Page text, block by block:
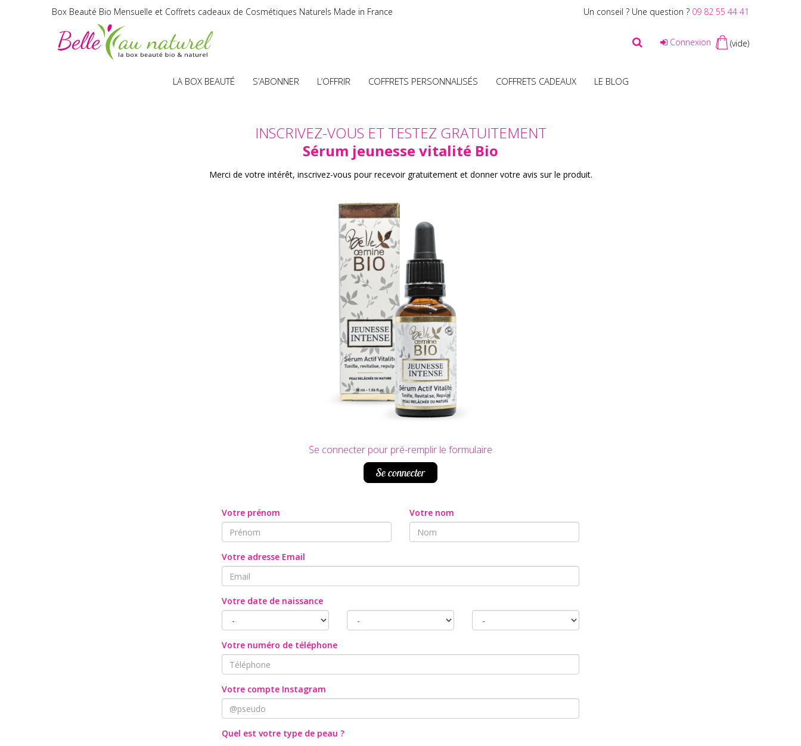
Box Beauté Bio Mensuelle et Coffrets cadeaux de Cosmétiques Naturels Made in France Un conseil ? Une question ? 09 82 55 44 41
Connexion (vide)
LA BOX BEAUTÉ S’ABONNER L’OFFRIR COFFRETS PERSONNALISÉS COFFRETS CADEAUX LE BLOG
INSCRIVEZ-VOUS ET TESTEZ GRATUITEMENT
Sérum jeunesse vitalité Bio
Merci de votre intérêt, inscrivez-vous pour recevoir gratuitement et donner votre avis sur le produit.
Se connecter pour pré-remplir le formulaire
Se connecter
Votre prénom Votre nom
Votre adresse Email
Votre date de naissance
Votre numéro de téléphone
Votre compte Instagram
Quel est votre type de peau ?